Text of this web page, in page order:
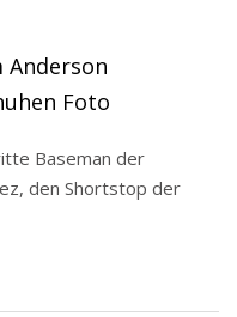
Anderson
Foto
Baseman der
den Shortstop der